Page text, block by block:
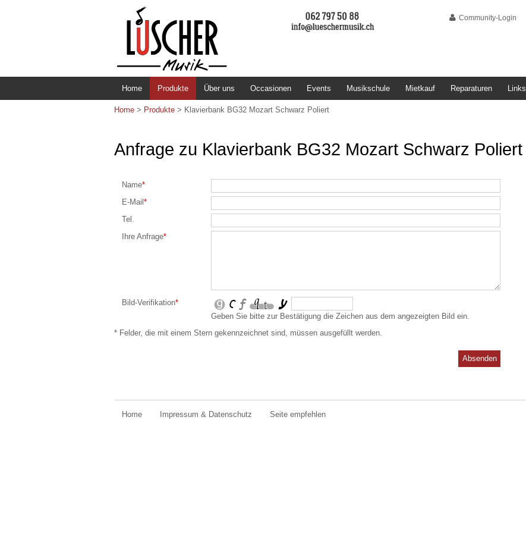
Community-Login
Home Produkte Über uns Occasionen Events Musikschule Mietkauf Reparaturen Links
Home > Produkte > Klavierbank BG32 Mozart Schwarz Poliert
Anfrage zu Klavierbank BG32 Mozart Schwarz Poliert
Name*
E-Mail *
Tel.
Ihre Anfrage*
Bild-Verifikation*
Geben Sie bitte zur Bestätigung die Zeichen aus dem angezeigten Bild ein.
* Felder, die mit einem Stern gekennzeichnet sind, müssen ausgefüllt werden.
Absenden
Home Impressum & Datenschutz Seite empfehlen